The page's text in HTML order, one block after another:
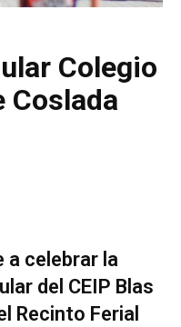
Colegio
Coslada
a celebrar la
del CEIP Blas
Recinto Ferial